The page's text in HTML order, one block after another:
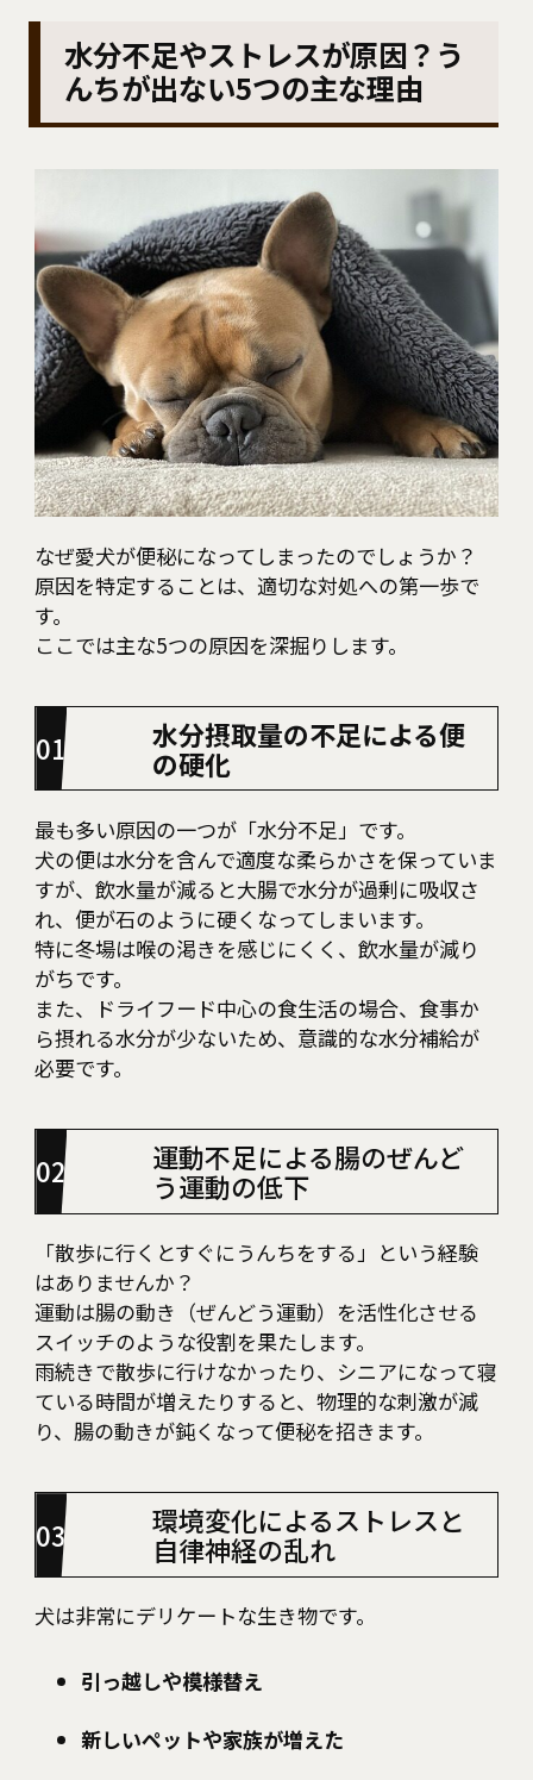
水分不足やストレスが原因？う
んちが出ない5つの主な理由
なぜ愛犬が便秘になってしまったのでしょうか？
原因を特定することは、適切な対処への第一歩で
す。
ここでは主な5つの原因を深掘りします。
水分摂取量の不足による便
の硬化
最も多い原因の一つが「水分不足」です。
犬の便は水分を含んで適度な柔らかさを保っていま
すが、飲水量が減ると大腸で水分が過剰に吸収さ
れ、便が石のように硬くなってしまいます。
特に冬場は喉の渇きを感じにくく、飲水量が減り
がちです。
また、ドライフード中心の食生活の場合、食事か
ら摂れる水分が少ないため、意識的な水分補給が
必要です。
運動不足による腸のぜんど
う運動の低下
「散歩に行くとすぐにうんちをする」という経験
はありませんか？
運動は腸の動き（ぜんどう運動）を活性化させる
スイッチのような役割を果たします。
雨続きで散歩に行けなかったり、シニアになって寝
ている時間が増えたりすると、物理的な刺激が減
り、腸の動きが鈍くなって便秘を招きます。
環境変化によるストレスと
自律神経の乱れ
犬は非常にデリケートな生き物です。
引っ越しや模様替え
新しいペットや家族が増えた